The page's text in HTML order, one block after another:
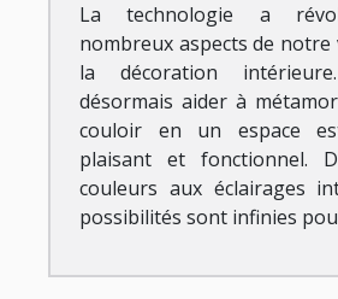
La technologie a
nombreux aspects de notre
la décoration
désormais aider à
couloir en un espace
plaisant et fonctionnel.
couleurs aux éclairages
possibilités sont infinies